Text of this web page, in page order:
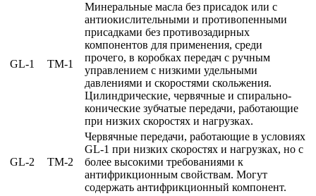
GL-1 TM-1
Минеральные масла без присадок или с
антиокислительными и противопенными
присадками без противозадирных
компонентов для применения, среди
прочего, в коробках передач с ручным
управлением с низкими удельными
давлениями и скоростями скольжения.
Цилиндрические, червячные и спирально-
конические зубчатые передачи, работающие
при низких скоростях и нагрузках.
GL-2 ТМ-2
Червячные передачи, работающие в условиях
GL-1 при низких скоростях и нагрузках, но с
более высокими требованиями к
антифрикционным свойствам. Могут
содержать антифрикционный компонент.